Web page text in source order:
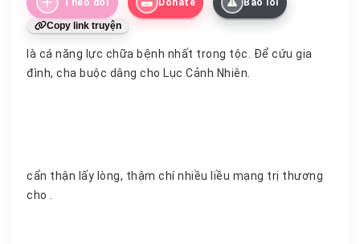
Copy link truyện
là cá năng lực chữa bệnh nhất trong tộc. Để cứu gia
đình, cha buộc dâng cho Lục Cảnh Nhiên.
cẩn thận lấy lòng, thậm chí nhiều liều mạng trị thương